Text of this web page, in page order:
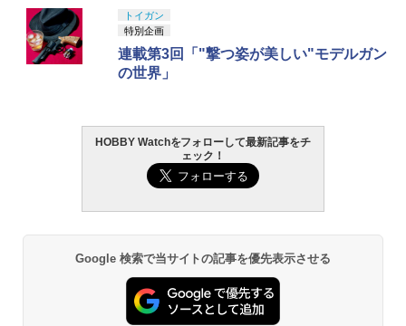
トイガン
特別企画
連載第3回「"撃つ姿が美しい"モデルガン
の世界」
HOBBY Watchをフォローして最新記事をチ
ェック！
Google 検索で当サイトの記事を優先表示させる